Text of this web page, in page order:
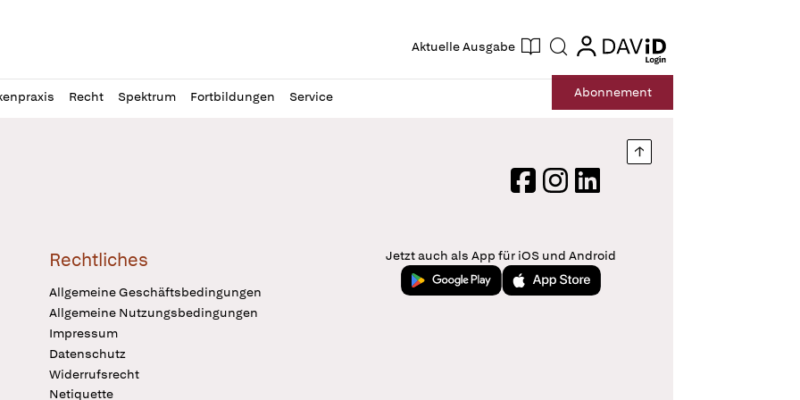
Aktuelle Ausgabe Suche login
login
Recht Spektrum Fortbildungen Service Abonnement
Nach oben springen
FacebookInstagram
LinkedIn
Rechtliches
Allgemeine Geschäftsbedingungen
Allgemeine Nutzungsbedingungen
Impressum
Datenschutz
Widerrufsrecht
Netiquette
Jetzt auch als App für iOS und Android
Jetzt bei Google PlayLaden im App Store